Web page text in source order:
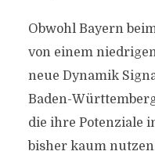
Obwohl Bayern
von einem
neue Dynamik
Baden-
die ihre Potenziale
bisher kaum